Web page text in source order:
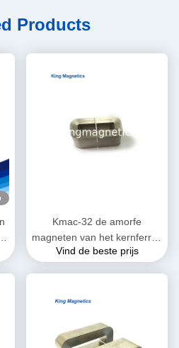
Products
Kmac-32 de amorfe
magneten van het kernferriet
voor de hoge dichtheid van
Vind de beste prijs